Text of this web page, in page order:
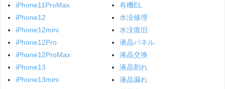
iPhone11ProMax
iPhone12
iPhone12mini
iPhone12Pro
iPhone12ProMax
iPhone13
iPhone13mini
有機EL
水没修理
水没復旧
液晶パネル
液晶交換
液晶割れ
液晶漏れ